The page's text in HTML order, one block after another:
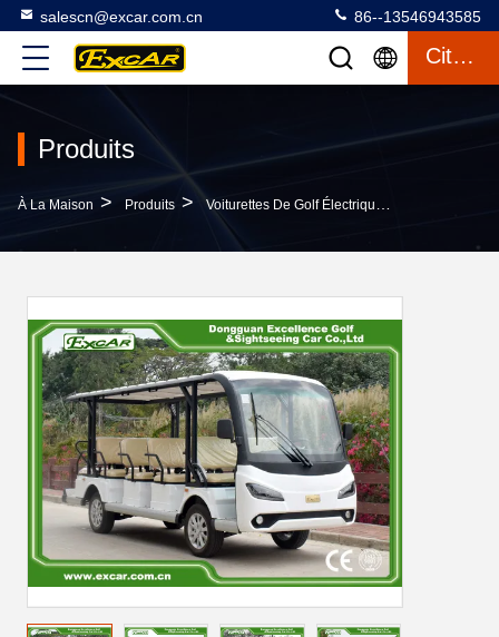
salescn@excar.com.cn 86--13546943585
Citation
Produits
À La Maison > Produits > Voiturettes De Golf Électriques